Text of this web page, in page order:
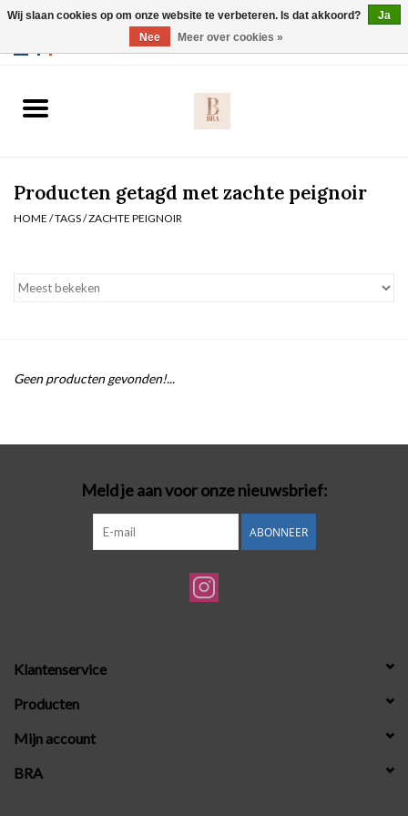
Slip
Nachtmode
Badmode
Lingerie-accessoires
Cadeaubonnen
Producten getagd met zachte peignoir
HOME /TAGS/ZACHTE PEIGNOIR
Geen producten gevonden!...
Meld je aan voor onze nieuwsbrief:
ABONNEER
Klantenservice
Producten
Mijn account
BRA
Wij slaan cookies op om onze website te verbeteren. Is dat akkoord?
Ja
Nee
Meer over cookies »
Webshop werkt met EU maten. .